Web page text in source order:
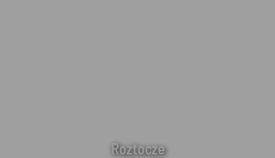
Roztocze